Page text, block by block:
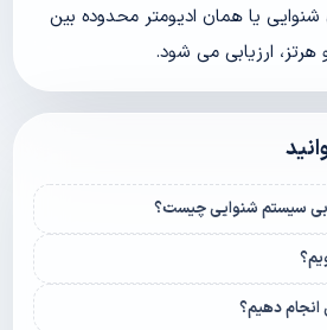
یا همان ادیومتر محدوده بین
سیستم شنوایی چیست؟
دهیم؟